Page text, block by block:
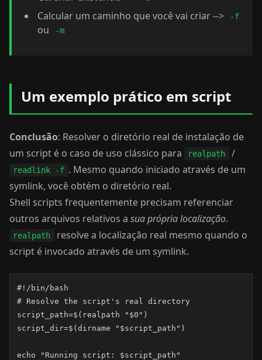
Calcular um caminho que você vai criar --> -f
ou -m
Um exemplo prático em script
Conclusão: Resolver o diretório real de instalação de
um script é o caso de uso clássico para
realpath /
readlink -f . Mesmo quando iniciado através de um
symlink, você obtém o diretório real.
Shell scripts frequentemente precisam referenciar
outros arquivos relativos a sua própria localização.
realpath
resolve a localização real mesmo quando o
script é invocado através de um symlink.
#!/bin/bash
# Resolve the script's real directory
script_path=$(realpath "$0")
script_dir=$(dirname "$script_path")
echo "Running script: $script_path"